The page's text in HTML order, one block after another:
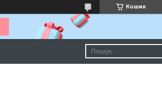
Кошик